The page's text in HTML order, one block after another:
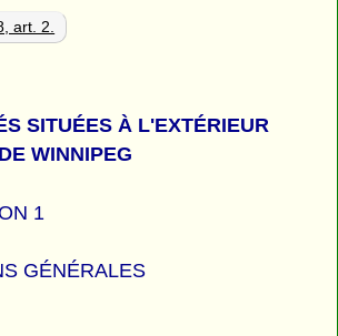
art. 2.
SITUÉES À L'EXTÉRIEUR
WINNIPEG
1
GÉNÉRALES